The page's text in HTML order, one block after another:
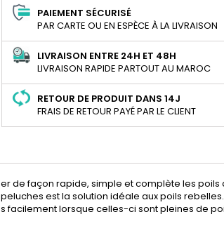
PAIEMENT SÉCURISÉ
PAR CARTE OU EN ESPÈCE À LA LIVRAISON
LIVRAISON ENTRE 24H ET 48H
LIVRAISON RAPIDE PARTOUT AU MAROC
RETOUR DE PRODUIT DANS 14J
FRAIS DE RETOUR PAYÉ PAR LE CLIENT
de façon rapide, simple et complète les poils
est la solution idéale aux poils
facilement lorsque celles-ci sont pleines de